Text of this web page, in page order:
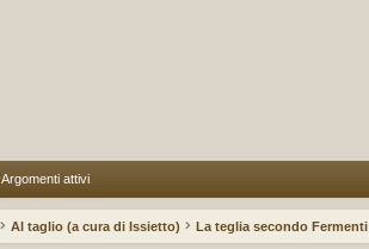
Argomenti attivi
Al taglio (a cura di Issietto) La teglia secondo Fermenti